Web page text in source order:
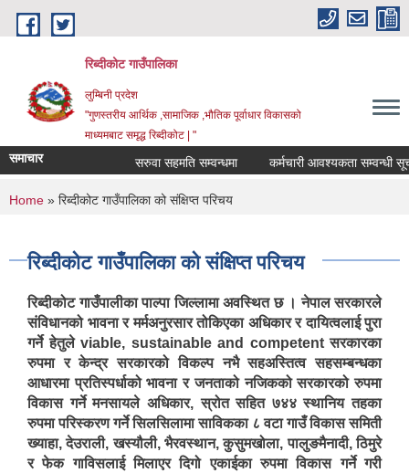
Skip to main content
रिब्दीकोट गाउँपालिका
लुम्बिनी प्रदेश
"गुणस्तरीय आर्थिक ,सामाजिक ,भौतिक पूर्वाधार विकासको
माध्यमबाट समृद्ध रिब्दीकोट | "
समाचार सरुवा सहमति सम्वन्धमा कर्मचारी आवश्यकता सम्वन्धी सूचना
You are here
Home » रिब्दीकोट गाउँपालिका को संक्षिप्त परिचय
रिब्दीकोट गाउँपालिका को संक्षिप्त परिचय
रिब्दीकोट गाउँपालीका पाल्पा जिल्लामा अवस्थित छ । नेपाल सरकारले
संविधानको भावना र मर्मअनुरसार तोकिएका अधिकार र दायित्वलाई पुरा
गर्ने हेतुले viable, sustainable and competent सरकारका
रुपमा र केन्द्र सरकारको विकल्प नभै सहअस्तित्व सहसम्बन्धका
आधारमा प्रतिस्पर्धाको भावना र जनताको नजिकको सरकारको रुपमा
विकास गर्ने मनसायले अधिकार, स्रोत सहित ७४४ स्थानिय तहका
रुपमा परिस्करण गर्ने सिलसिलामा साविकका ८ वटा गाउँ विकास समिती
ख्याहा, देउराली, खस्यौली, भैरवस्थान, कुसुमखोला, पालुङमैनादी, ठिमुरे
र फेक गाविसलाई मिलाएर दिगो एकाईका रुपमा विकास गर्ने गरी